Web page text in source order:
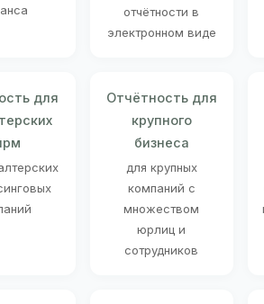
отчётности в
электронном виде
для
Отчётность для
крупного
бизнеса
для крупных
компаний с
множеством
юрлиц и
сотрудников